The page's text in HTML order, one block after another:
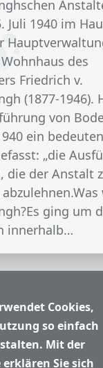
Juli 1940 im
des
Friedrich v.
(1877-1946).
von
ein
„die
die der Anstalt
ging um
innerhalb…
Cookies,
so einfach
Mit der
Sie sich